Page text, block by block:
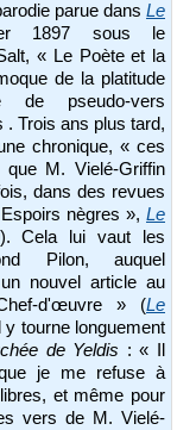
parue dans Le
1897 sous le
« Le Poète et la
de la platitude
de pseudo-vers
Trois ans plus tard,
chronique, « ces
que M. Vielé-Griffin
dans des revues
nègres », Le
Cela lui vaut les
Pilon, auquel
nouvel article au
d'œuvre » (Le
y tourne longuement
de Yeldis : « Il
je me refuse à
et même pour
vers de M. Vielé-